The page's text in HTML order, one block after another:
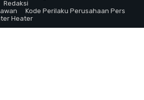
Redaksi
Kode Perilaku Perusahaan Pers
Heater